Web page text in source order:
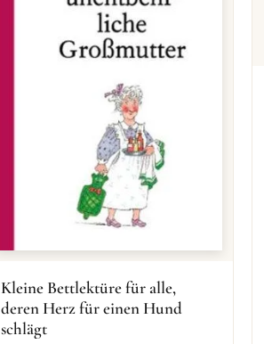
Kleine Bettlektüre für alle,
deren Herz für einen Hund
schlägt